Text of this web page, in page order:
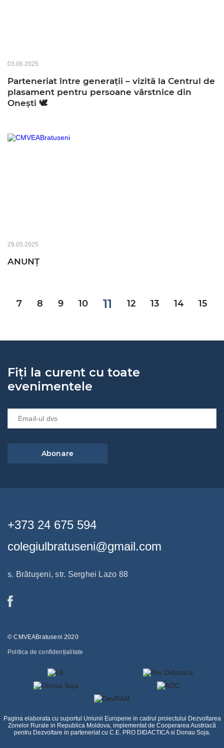
03.06.2025
Parteneriat între generații – vizită la Centrul de
plasament pentru persoane vârstnice din
Onești 🕊️
29.05.2025
ANUNȚ
7 8 9 10 11 12 13 14 15
Fiți la curent cu toate
evenimentele
Abonare
+373 24 675 594
colegiulbratuseni@gmail.com
s. Brătuşeni, str. Serghei Lazo 88
© CMVEABratuseni 2020
Politica de confidențialitate
Pagina elaborata cu suportul Uniunii Europene in cadrul proiectului Dezvoltarea
Zonelor Rurale in Republica Moldova, implementat de Cooperarea Austriacă
pentru Dezvoltare in parteneriat cu C.E. PRO DIDACTICA si Donau Soja.